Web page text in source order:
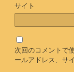
サイト
次回のコメントで
ールアドレス、サ